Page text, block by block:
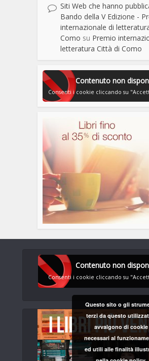
Siti Web che hanno
Bando della V Edizione -
internazionale di
Como su Premio
letteratura Città di Como
Contenuto non
Consenti i cookie cliccando su
Contenuto non
Consenti i cookie cliccando su
Questo sito o gli
terzi da questo
avvalgono di cookie
necessari al
ed utili alle finalità